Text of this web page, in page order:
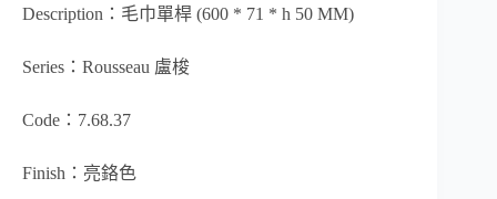
Description：毛巾單桿 (600 * 71 * h 50 MM)
Series：Rousseau 盧梭
Code：7.68.37
Finish：亮鉻色